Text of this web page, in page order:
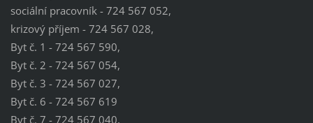
sociální pracovník - 724 567 052,
krizový příjem - 724 567 028,
Byt č. 1 - 724 567 590,
Byt č. 2 - 724 567 054,
Byt č. 3 - 724 567 027,
Byt č. 6 - 724 567 619
Byt č. 7 - 724 567 040,